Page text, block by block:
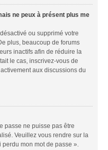
ne peux à présent plus me
ou supprimé votre
plus, beaucoup de forums
inactifs afin de réduire la
le cas, inscrivez-vous de
aux discussions du
passe ne puisse pas être
Veuillez vous rendre sur la
perdu mon mot de passe ».